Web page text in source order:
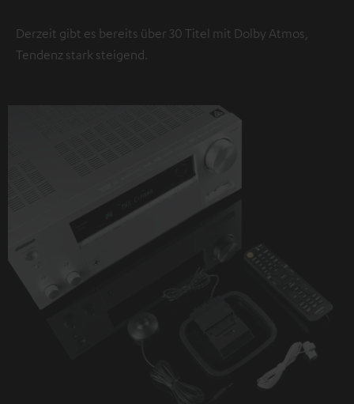
Derzeit gibt es bereits über 30 Titel mit Dolby Atmos,
Tendenz stark steigend.